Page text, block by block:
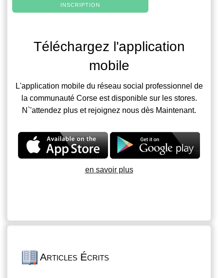
INSCRIPTION
Téléchargez l'application
mobile
L'application mobile du réseau social professionnel de
la communauté Corse est disponible sur les stores.
N`'attendez plus et rejoignez nous dès Maintenant.
en savoir plus
Articles Écrits